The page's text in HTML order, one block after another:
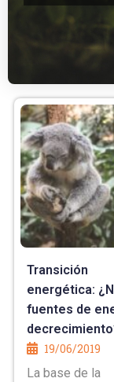
Transición
energética:
fuentes de
19/06/2019
La base de la